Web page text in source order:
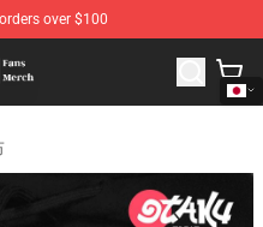
over $100
Piece Merchandise Shop